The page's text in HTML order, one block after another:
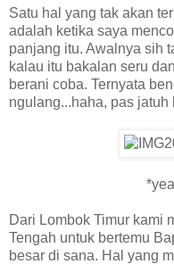
Satu hal yang tak akan
adalah ketika saya
panjang itu. Awalnya sih
kalau itu bakalan seru
berani coba. Ternyata
ngulang...haha, pas
Dari Lombok Timur kami
Tengah untuk bertemu
besar di sana. Hal yang